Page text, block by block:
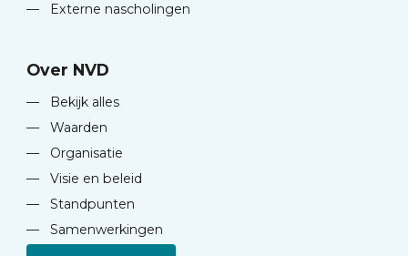
—
Externe nascholingen
Over NVD
—
Bekijk alles
—
Waarden
—
Organisatie
—
Visie en beleid
—
Standpunten
—
Samenwerkingen